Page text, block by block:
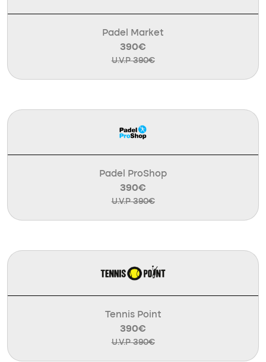
Padel Market
390€
U.V.P 390€
Padel ProShop
390€
U.V.P 390€
Tennis Point
390€
U.V.P 390€